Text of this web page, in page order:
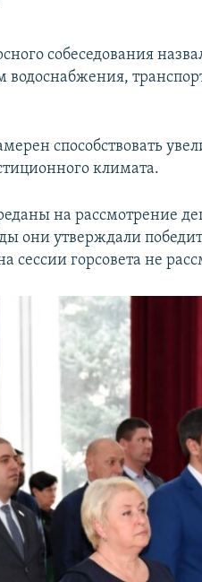
собеседования
способствовать
климата.
на рассмотрение
они утверждали
сессии горсовета не